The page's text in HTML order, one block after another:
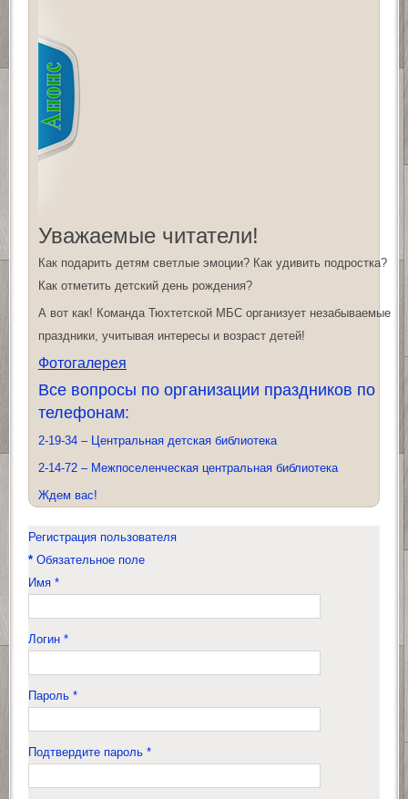
Уважаемые читатели!
Как подарить детям светлые эмоции? Как удивить подростка?
Как отметить детский день рождения?
А вот как! Команда Тюхтетской МБС организует незабываемые
праздники, учитывая интересы и возраст детей!
Фотогалерея
Все вопросы по организации праздников по
телефонам:
2-19-34 – Центральная детская библиотека
2-14-72 – Межпоселенческая центральная библиотека
Ждем вас!
Регистрация пользователя
* Обязательное поле
Имя *
Логин *
Пароль *
Подтвердите пароль *